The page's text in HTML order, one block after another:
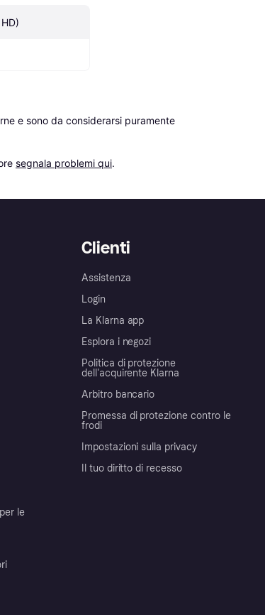
e sono da considerarsi puramente
segnala problemi qui.
le
Clienti
Assistenza
Login
La Klarna app
Esplora i negozi
Politica di protezione
dell'acquirente Klarna
Arbitro bancario
Promessa di protezione contro le
frodi
Impostazioni sulla privacy
Il tuo diritto di recesso